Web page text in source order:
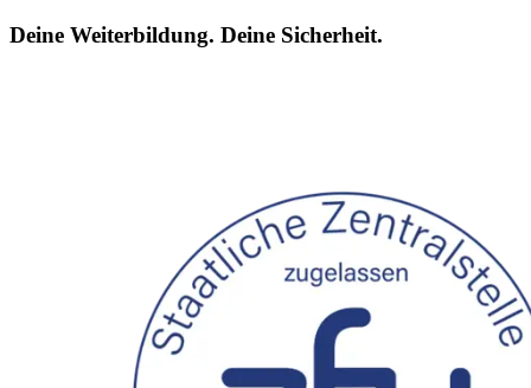
Deine Weiterbildung. Deine Sicherheit.